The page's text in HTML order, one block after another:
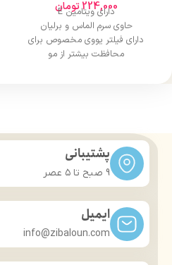
224,000تومان
دارای ویتامین E
حاوی سرم الماس و برلیان
دارای فیلتر یووی مخصوص برای
محافظت بیشتر از مو
پشتیبانی
9 صبح تا ۵ عصر
ایمیل
info@zibaloun.com